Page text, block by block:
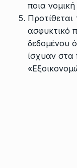
ποια νομική
Προτίθεται
ασφυκτικό
δεδομένου
ίσχυαν